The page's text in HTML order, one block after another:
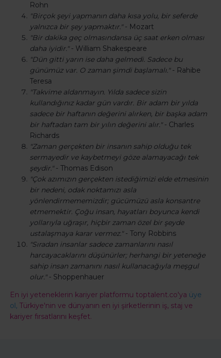
Rohn
"Birçok şeyi yapmanın daha kısa yolu, bir seferde
yalnızca bir şey yapmaktır."- Mozart
"Bir dakika geç olmasındansa üç saat erken olması
daha iyidir."- William Shakespeare
"Dün gitti yarın ise daha gelmedi. Sadece bu
günümüz var. O zaman şimdi başlamalı."- Rahibe
Teresa
"Takvime aldanmayın. Yılda sadece sizin
kullandığınız kadar gün vardır. Bir adam bir yılda
sadece bir haftanın değerini alırken, bir başka adam
bir haftadan tam bir yılın değerini alır."- Charles
Richards
"Zaman gerçekten bir insanın sahip olduğu tek
sermayedir ve kaybetmeyi göze alamayacağı tek
şeydir."- Thomas Edison
"Çok azımızın gerçekten istediğimizi elde etmesinin
bir nedeni, odak noktamızı asla
yönlendirmememizdir; gücümüzü asla konsantre
etmemektir. Çoğu insan, hayatları boyunca kendi
yollarıyla uğraşır, hiçbir zaman özel bir şeyde
ustalaşmaya karar vermez."- Tony Robbins
"Sıradan insanlar sadece zamanlarını nasıl
harcayacaklarını düşünürler; herhangi bir yeteneğe
sahip insan zamanını nasıl kullanacağıyla meşgul
olur."- Shoppenhauer
En iyi yeteneklerin kariyer platformu toptalent.co'ya üye
ol, Türkiye'nin ve dünyanın en iyi şirketlerinin iş, staj ve
kariyer fırsatlarını keşfet.